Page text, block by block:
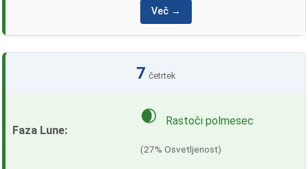
Več →
7 četrtek
🌒 Rastoči polmesec
(27% Osvetljenost)